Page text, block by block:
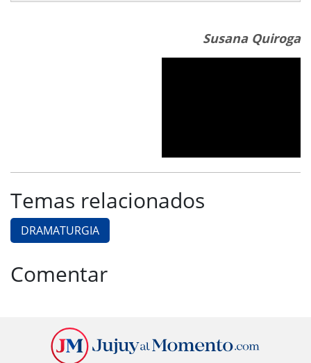
Susana Quiroga
Temas relacionados
DRAMATURGIA
Comentar